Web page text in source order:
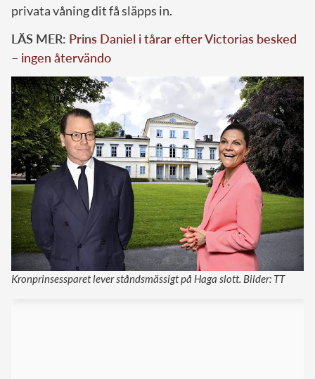
privata våning dit få släpps in.
LÄS MER: Prins Daniel i tårar efter Victorias besked
– ingen återvändo
Kronprinsessparet lever ståndsmässigt på Haga slott. Bilder: TT